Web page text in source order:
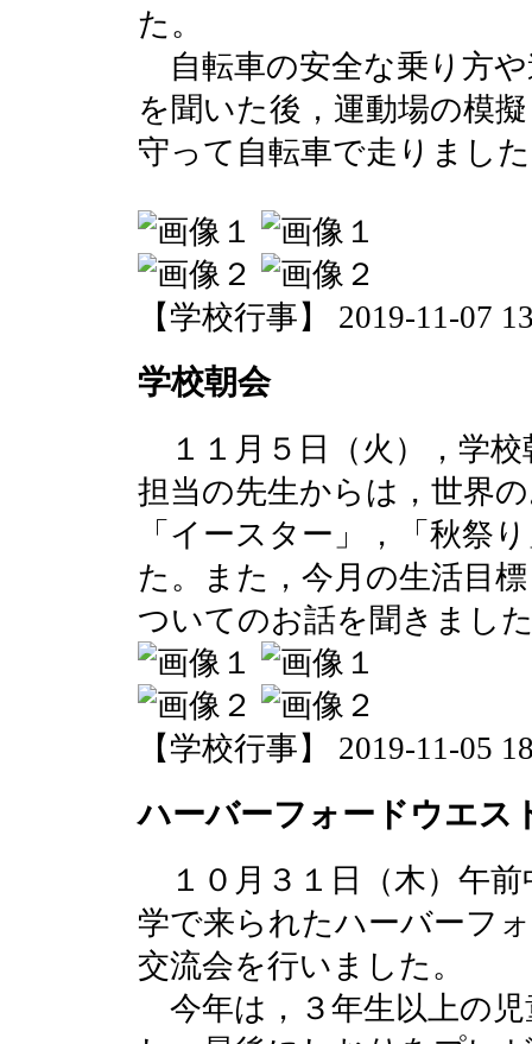
た。
自転車の安全な乗り方
を聞いた後，運動場の模
守って自転車で走りまし
【学校行事】 2019-11-07
学校朝会
１１月５日（火），学
担当の先生からは，世界
「イースター」，「秋祭
た。また，今月の生活目
ついてのお話を聞きまし
【学校行事】 2019-11-05
ハーバーフォードウエス
１０月３１日（木）午前
学で来られたハーバーフ
交流会を行いました。
今年は，３年生以上の